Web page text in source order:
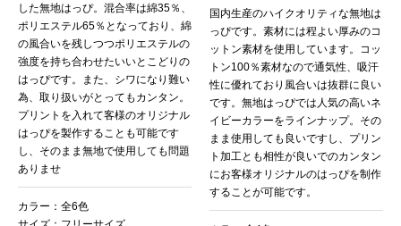
した無地はっぴ。混合率は綿35％、
ポリエステル65％となっており、綿
の風合いを残しつつポリエステルの
強度を持ち合わせたいいとこどりの
はっぴです。また、シワになり難い
為、取り扱いがとってもカンタン。
プリントを入れて客様のオリジナル
はっぴを製作することも可能です
し、そのまま無地で使用しても問題
ありませ
カラー：全6色
国内生産のハイクオリティな無地は
っぴです。素材には程よい厚みのコ
ットン素材を使用しています。コッ
トン100％素材なので通気性、吸汗
性に優れており風合いは抜群に良い
です。無地はっぴでは人気の高いネ
イビーカラーをラインナップ。その
まま使用しても良いですし、プリン
ト加工とも相性が良いでのカンタン
にお客様オリジナルのはっぴを制作
することが可能です。